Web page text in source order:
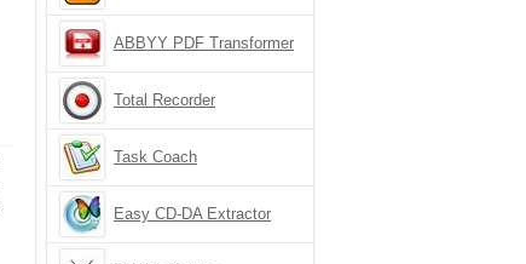
ABBYY PDF Transformer
Total Recorder
Task Coach
Easy CD-DA Extractor